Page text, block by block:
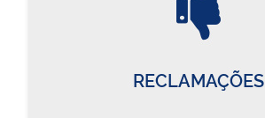
RECLAMAÇÕES